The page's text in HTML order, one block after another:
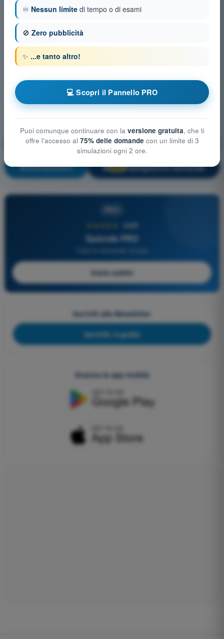
Prestazione degli aeromobili e pianificazione del volo
Allenamento! 🔒 PRO Spiegazione domanda
4,6/5
Quizvds PRO
Inizia subito
Iscriviti alla Newsletter
Iscriviti, è gratis
Scarica le app mobile
♾️ Nessun limite di tempo o di esami
🚫 Zero pubblicità
✨ ...e tanto altro!
💻 Scopri il Pannello PRO
Puoi comunque continuare con la versione gratuita, che ti
offre l'accesso al 75% delle domande con un limite di 3
simulazioni ogni 2 ore.